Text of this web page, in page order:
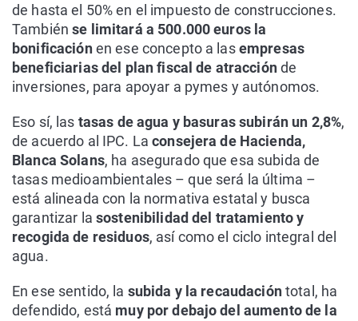
de hasta el 50% en el impuesto de construcciones.
Tambiénse limitará a 500.000 euros la
bonificaciónen ese concepto a lasempresas
beneficiarias del plan fiscal de atracciónde
inversiones, para apoyar a pymes y autónomos.
Eso sí, las tasas de agua y basuras subirán un 2,8%,
de acuerdo al IPC. La consejera de Hacienda,
Blanca Solans, ha asegurado que esa subida de
tasas medioambientales – que será la última –
está alineada con la normativa estatal y busca
garantizar la sostenibilidad del tratamiento y
recogida de residuos, así como el ciclo integral del
agua.
En ese sentido, la subida y la recaudacióntotal, ha
defendido, está muy por debajo del aumento de la